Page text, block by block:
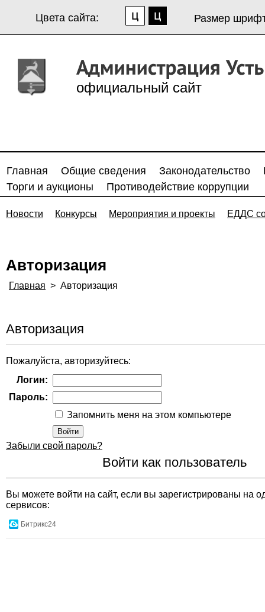
Цвета сайта: Размер
официальный сайт
Главная Общие сведения Законодательство
Торги и аукционы
Противодействие коррупции
Новости Конкурсы Мероприятия и проекты ЕДДС
Авторизация
Главная > Авторизация
Авторизация
Пожалуйста, авторизуйтесь:
Логин:
Пароль:
Запомнить меня на этом компьютере
Забыли свой пароль?
Войти как пользователь
Вы можете войти на сайт, если вы зарегистрированы на
сервисов:
Битрикс24